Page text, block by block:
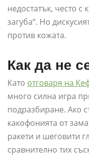
недостатък, често с
загуба“. Но
против кожата.
Как да не
Като отговаря на
много силна игра
подразбиране. Ако
какофонията от
ракети и шеговити
сравнително тих